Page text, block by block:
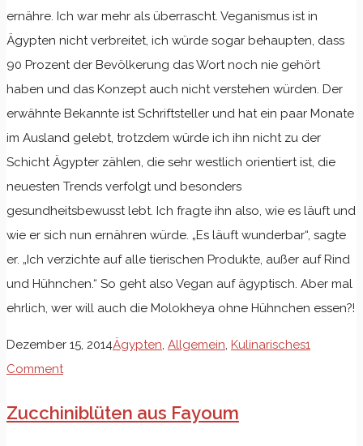
ernähre. Ich war mehr als überrascht. Veganismus ist in
Ägypten nicht verbreitet, ich würde sogar behaupten, dass
90 Prozent der Bevölkerung das Wort noch nie gehört
haben und das Konzept auch nicht verstehen würden. Der
erwähnte Bekannte ist Schriftsteller und hat ein paar Monate
im Ausland gelebt, trotzdem würde ich ihn nicht zu der
Schicht Ägypter zählen, die sehr westlich orientiert ist, die
neuesten Trends verfolgt und besonders
gesundheitsbewusst lebt. Ich fragte ihn also, wie es läuft und
wie er sich nun ernähren würde. „Es läuft wunderbar“, sagte
er. „Ich verzichte auf alle tierischen Produkte, außer auf Rind
und Hühnchen.“ So geht also Vegan auf ägyptisch. Aber mal
ehrlich, wer will auch die Molokheya ohne Hühnchen essen?!
Dezember 15, 2014Ägypten, Allgemein, Kulinarisches1
Comment
Zucchiniblüten aus Fayoum